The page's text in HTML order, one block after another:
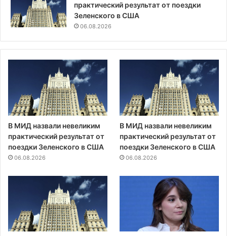
практический результат от поездки
Зеленского в США
06.08.2026
В МИД назвали невеликим
практический результат от
поездки Зеленского в США
06.08.2026
В МИД назвали невеликим
практический результат от
поездки Зеленского в США
06.08.2026